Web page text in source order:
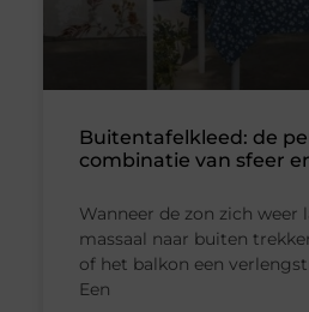
Buitentafelkleed: de
combinatie van sfeer
Wanneer de zon zich weer
massaal naar buiten
of het balkon een
Een